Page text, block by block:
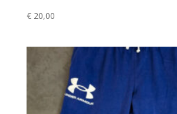
€20,00